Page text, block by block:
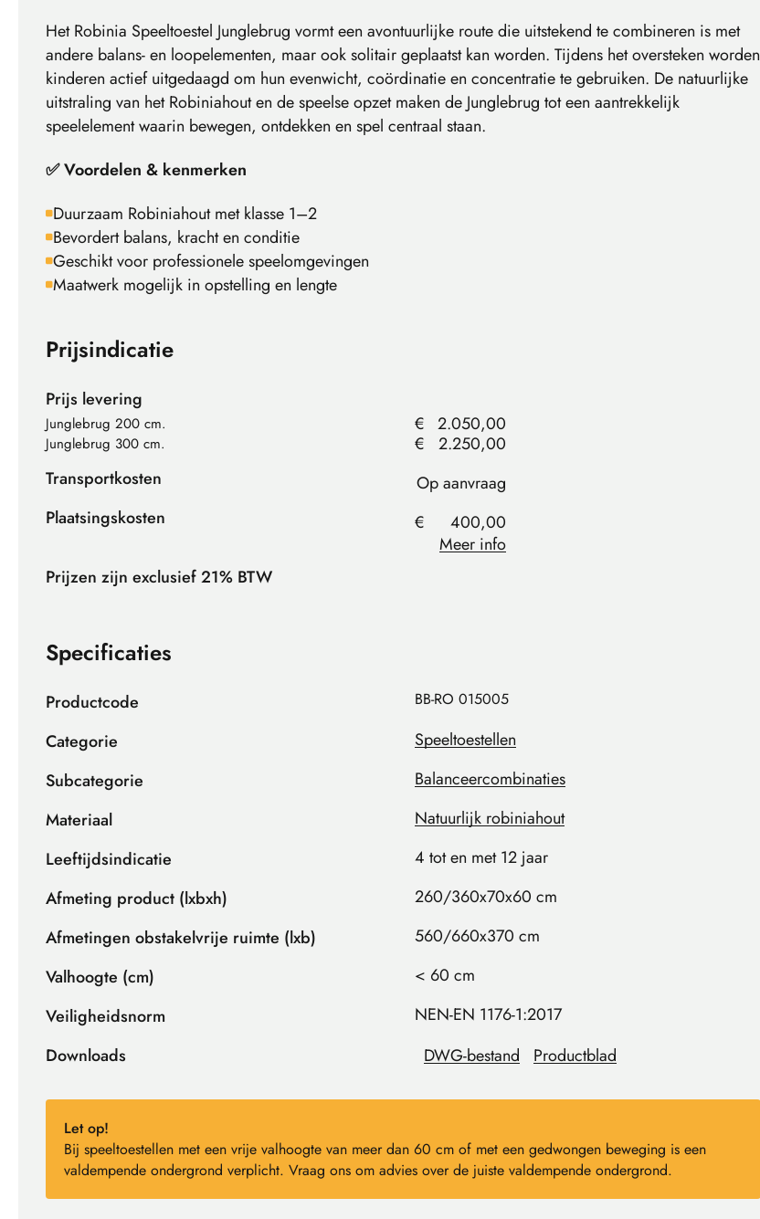
Het Robinia Speeltoestel Junglebrug vormt een avontuurlijke route die uitstekend te combineren is met
andere balans- en loopelementen, maar ook solitair geplaatst kan worden. Tijdens het oversteken worden
kinderen actief uitgedaagd om hun evenwicht, coördinatie en concentratie te gebruiken. De natuurlijke
uitstraling van het Robiniahout en de speelse opzet maken de Junglebrug tot een aantrekkelijk
speelelement waarin bewegen, ontdekken en spel centraal staan.
✅ Voordelen & kenmerken
Duurzaam Robiniahout met klasse 1–2
Bevordert balans, kracht en conditie
Geschikt voor professionele speelomgevingen
Maatwerk mogelijk in opstelling en lengte
Prijsindicatie
Prijs levering
Junglebrug 200 cm.
Junglebrug 300 cm.
€ 2.050,00
€
2.250,00
Transportkosten
Op aanvraag
Plaatsingskosten
€
400,00
Meer info
Prijzen zijn exclusief 21% BTW
Specificaties
Productcode BB-RO 015005
Categorie
Speeltoestellen
Subcategorie
Balanceercombinaties
Materiaal
Natuurlijk robiniahout
Leeftijdsindicatie
4 tot en met 12 jaar
Afmeting product (lxbxh)
260/360x70x60 cm
Afmetingen obstakelvrije ruimte (lxb)
560/660x370 cm
Valhoogte (cm)
< 60 cm
Veiligheidsnorm
NEN-EN 1176-1:2017
Downloads
DWG-bestand Productblad
Let op!
Bij speeltoestellen met een vrije valhoogte van meer dan 60 cm of met een gedwongen beweging is een
valdempende ondergrond verplicht. Vraag ons om advies over de juiste valdempende ondergrond.